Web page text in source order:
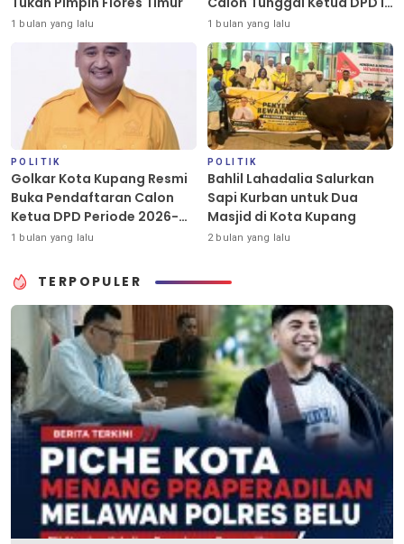
1 bulan yang lalu
Golkar Kota Kupang
1 bulan yang lalu
POLITIK
Golkar Kota Kupang Resmi
Buka Pendaftaran Calon
Ketua DPD Periode 2026-
2031
1 bulan yang lalu
POLITIK
Bahlil Lahadalia Salurkan
Sapi Kurban untuk Dua
Masjid di Kota Kupang
2 bulan yang lalu
TERPOPULER